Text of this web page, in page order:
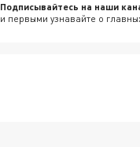
Подписывайтесь на наши
и первыми узнавайте о